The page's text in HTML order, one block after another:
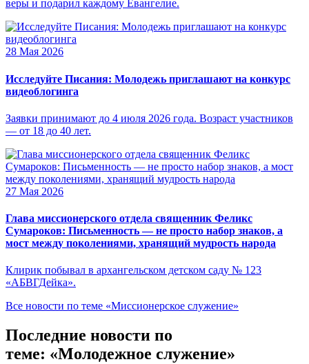
веры и подарил каждому Евангелие.
28 Мая 2026
Исследуйте Писания: Молодежь приглашают на конкурс
видеоблогинга
Заявки принимают до 4 июля 2026 года. Возраст участников
— от 18 до 40 лет.
27 Мая 2026
Глава миссионерского отдела священник Феликс
Сумароков: Письменность — не просто набор знаков, а
мост между поколениями, хранящий мудрость народа
Клирик побывал в архангельском детском саду № 123
«АБВГДейка».
Все новости по теме «Миссионерское служение»
Последние новости по
теме: «Молодежное служение»